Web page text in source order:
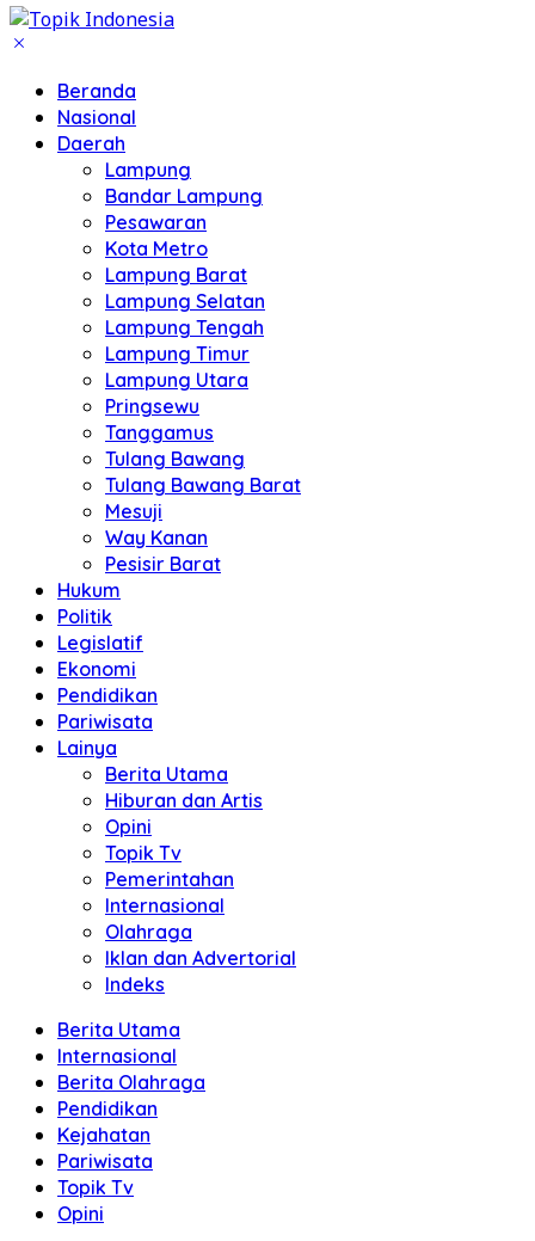
Beranda
Nasional
Daerah
Lampung
Bandar Lampung
Pesawaran
Kota Metro
Lampung Barat
Lampung Selatan
Lampung Tengah
Lampung Timur
Lampung Utara
Pringsewu
Tanggamus
Tulang Bawang
Tulang Bawang Barat
Mesuji
Way Kanan
Pesisir Barat
Hukum
Politik
Legislatif
Ekonomi
Pendidikan
Pariwisata
Lainya
Berita Utama
Hiburan dan Artis
Opini
Topik Tv
Pemerintahan
Internasional
Olahraga
Iklan dan Advertorial
Indeks
Berita Utama
Internasional
Berita Olahraga
Pendidikan
Kejahatan
Pariwisata
Topik Tv
Opini